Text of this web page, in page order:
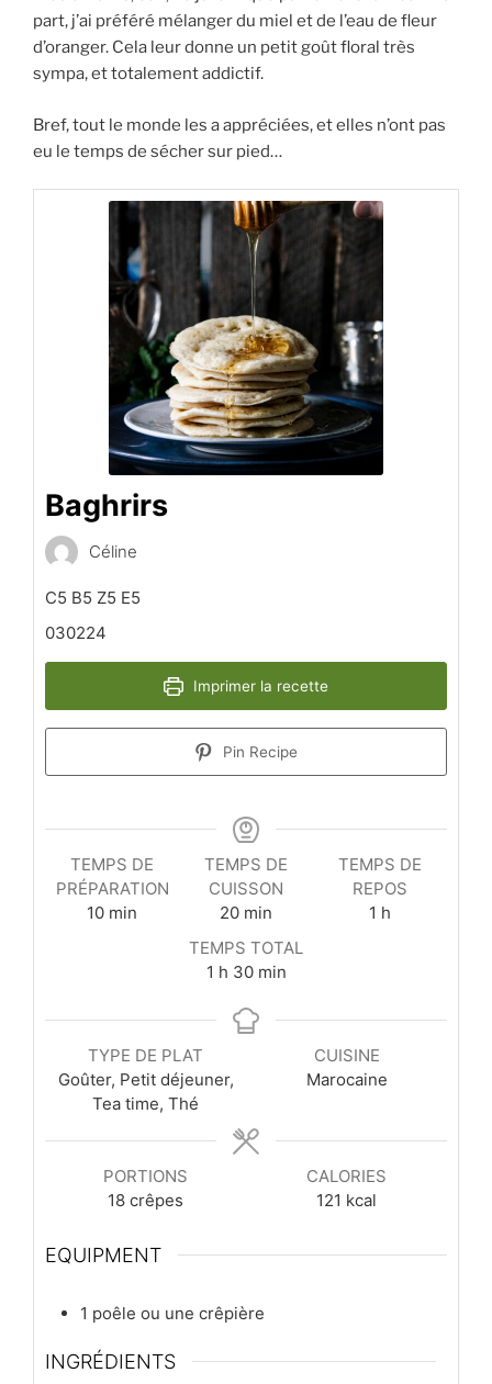
part, j’ai préféré mélanger du miel et de l’eau de fleur
d’oranger. Cela leur donne un petit goût floral très
sympa, et totalement addictif.
Bref, tout le monde les a appréciées, et elles n’ont pas
eu le temps de sécher sur pied…
Baghrirs
Céline
C5 B5 Z5 E5
030224
Imprimer la recette
Pin Recipe
TEMPS DE
PRÉPARATION
10minutes
min
TEMPS DE
CUISSON
20minutes
min
TEMPS DE
REPOS
1 heure
h
TEMPS TOTAL
1 heure
h 30minutes
min
TYPE DE PLAT
Goûter, Petit déjeuner,
Tea time, Thé
CUISINE
Marocaine
PORTIONS
18 crêpes
CALORIES
121 kcal
EQUIPMENT
1 poêle ou une crêpière
INGRÉDIENTS